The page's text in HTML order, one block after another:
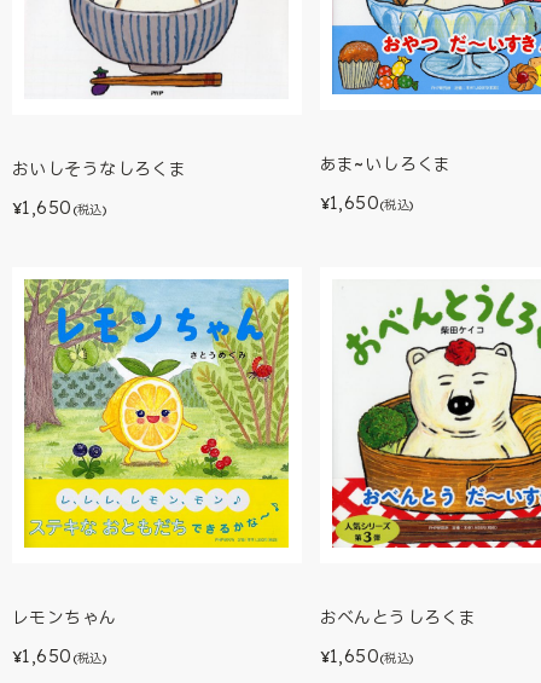
おいしそうなしろくま
¥1,650 (税込)
あま~いしろくま
¥1,650(税込)
レモンちゃん
¥1,650 (税込)
おべんとうしろくま
¥1,650(税込)